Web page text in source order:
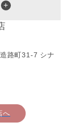
路町31-7 シナ
へ